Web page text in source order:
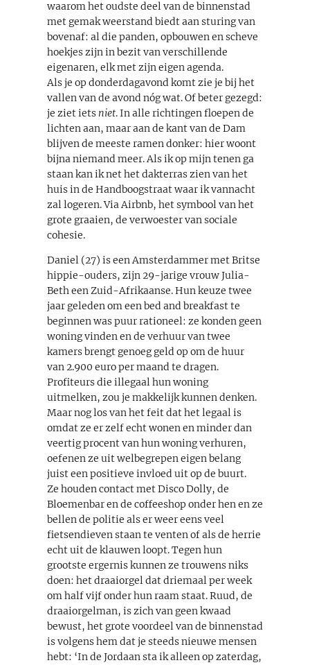
waarom het oudste deel van de binnenstad
met gemak weerstand biedt aan sturing van
bovenaf: al die panden, opbouwen en scheve
hoekjes zijn in bezit van verschillende
eigenaren, elk met zijn eigen agenda.
Als je op donderdagavond komt zie je bij het
vallen van de avond nóg wat. Of beter gezegd:
je ziet iets niet. In alle richtingen floepen de
lichten aan, maar aan de kant van de Dam
blijven de meeste ramen donker: hier woont
bijna niemand meer. Als ik op mijn tenen ga
staan kan ik net het dakterras zien van het
huis in de Handboogstraat waar ik vannacht
zal logeren. Via Airbnb, het symbool van het
grote graaien, de verwoester van sociale
cohesie.
Daniel (27) is een Amsterdammer met Britse
hippie-ouders, zijn 29-jarige vrouw Julia-
Beth een Zuid-Afrikaanse. Hun keuze twee
jaar geleden om een bed and breakfast te
beginnen was puur rationeel: ze konden geen
woning vinden en de verhuur van twee
kamers brengt genoeg geld op om de huur
van 2.900 euro per maand te dragen.
Profiteurs die illegaal hun woning
uitmelken, zou je makkelijk kunnen denken.
Maar nog los van het feit dat het legaal is
omdat ze er zelf echt wonen en minder dan
veertig procent van hun woning verhuren,
oefenen ze uit welbegrepen eigen belang
juist een positieve invloed uit op de buurt.
Ze houden contact met Disco Dolly, de
Bloemenbar en de coffeeshop onder hen en ze
bellen de politie als er weer eens veel
fietsendieven staan te venten of als de herrie
echt uit de klauwen loopt. Tegen hun
grootste ergernis kunnen ze trouwens niks
doen: het draaiorgel dat driemaal per week
om half vijf onder hun raam staat. Ruud, de
draaiorgelman, is zich van geen kwaad
bewust, het grote voordeel van de binnenstad
is volgens hem dat je steeds nieuwe mensen
hebt: ‘In de Jordaan sta ik alleen op zaterdag,